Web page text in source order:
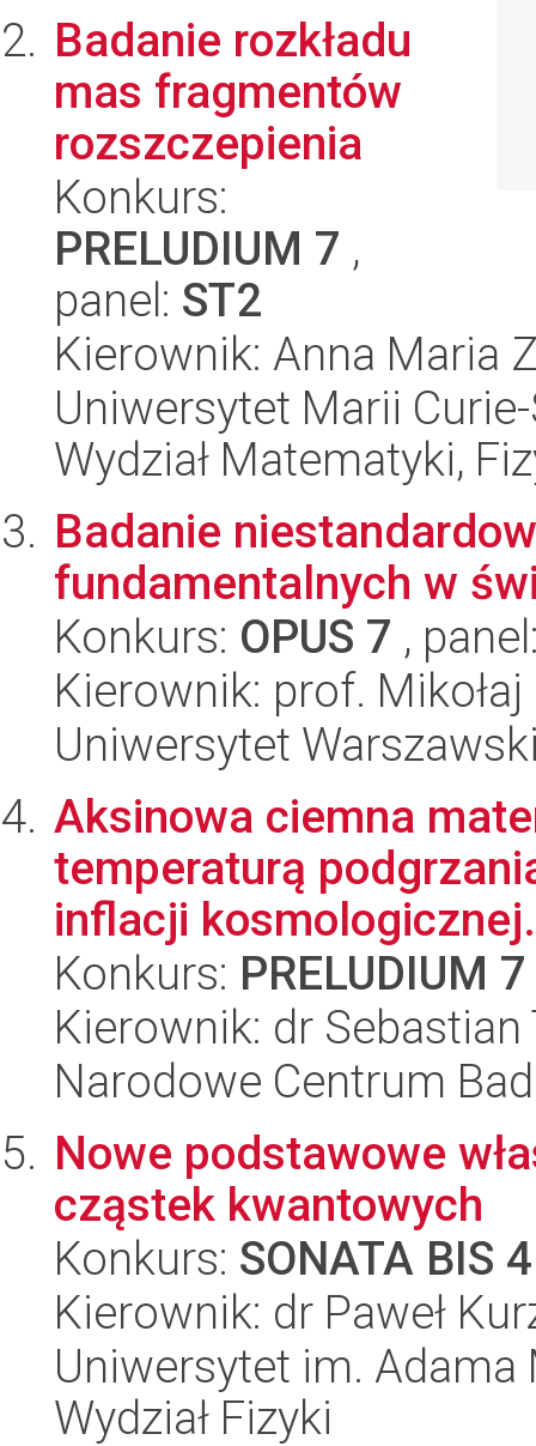
Badanie rozkładu
mas fragmentów
rozszczepienia
Konkurs:
PRELUDIUM 7 ,
panel: ST2
Kierownik: Anna Maria
Uniwersytet Marii
Wydział Matematyki,
Badanie
fundamentalnych w
Konkurs: OPUS 7 ,
Kierownik: prof.
Uniwersytet
Aksinowa ciemna
temperaturą
inflacji
Konkurs: PRELUDIUM 7
Kierownik: dr
Narodowe Centrum
Nowe podstawowe
cząstek kwantowych
Konkurs: SONATA BIS 4
Kierownik: dr Paweł
Uniwersytet im.
Wydział Fizyki